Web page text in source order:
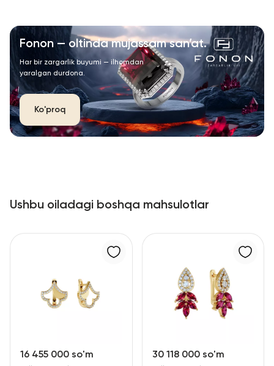
Fonon — oltinda mujassam san’at.
Har bir zargarlik buyumi — ilhomdan
yaralgan durdona.
Ko'proq
Ushbu oiladagi boshqa mahsulotlar
16 455 000 so'm 30 118 000 so'm